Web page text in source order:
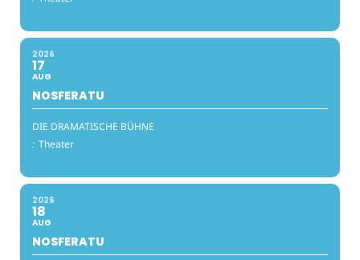
2026
17
AUG
NOSFERATU
DIE DRAMATISCHE BÜHNE
: Theater
2026
18
AUG
NOSFERATU